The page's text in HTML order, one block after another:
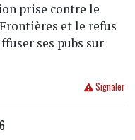
prise contre le
et le refus
ses pubs sur
Signaler